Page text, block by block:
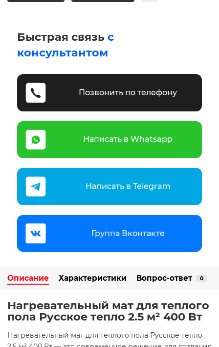
Быстрая связь с
консультантом
Позвонить по телефону
Написать в Whatsapp
Написать в Telegram
Группа Вконтакте
Описание Характеристики Вопрос-ответ 0
Нагревательный мат для теплого
пола Русское тепло 2.5 м² 400 Вт
Нагревательный мат для теплого пола Русское тепло